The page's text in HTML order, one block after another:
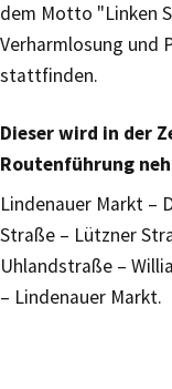
dem Motto "Linken
Verharmlosung und
stattfinden.
Dieser wird in der
Routenführung
Lindenauer Markt –
Straße – Lützner
Uhlandstraße –
– Lindenauer Markt.